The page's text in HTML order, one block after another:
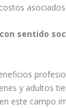
sentido
y adultos
este campo